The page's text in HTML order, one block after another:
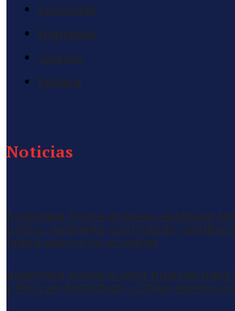
Economia
Empresas
Opinion
Politica
Noticias
Argentina frente al nuevo estándar
pollos: ambiente controlado,
cama que ya no es cama
Argentina vuelve a abrir puertas para
y Perú se destraban y China espera